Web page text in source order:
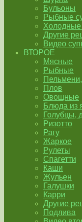
Бульоны
Рыбные
Холодные
Другие
Видео
ВТОРОЕ
Мясные
Рыбные
Плов
Овощные
Блюда из
Голубцы,
Ризотто
Рагу
Жаркое
Рулеты
Спагетти
Каши
Жульен
Галушки
Карри
Другие
Подлива